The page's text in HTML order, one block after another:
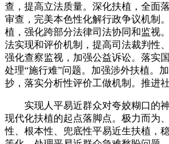
查，提高立法质量。深化扶植，全面
审查，完美本色性化解行政争议机制
植，强化跨部分法律司法协同和监视
法实现和评价机制，提高司法裁判性
强化查察监视，加强公益诉讼。落实
处理“施行难”问题。加强涉外扶植。
抄，落实分析性评价工做机制。推进社
实现人平易近群众对夸姣糊口的神
现代化扶植的起点落脚点。极力而为
性、根本性、兜底性平易近生扶植，